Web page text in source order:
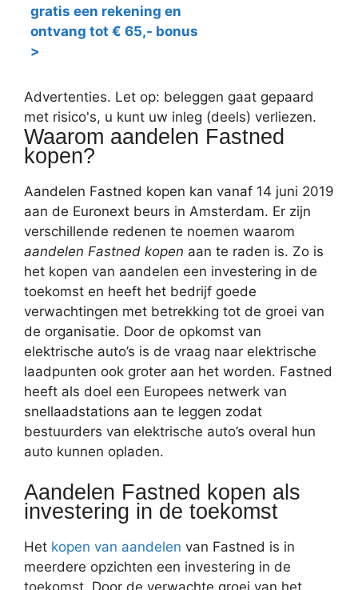
gratis een rekening en
ontvang tot € 65,- bonus
>
Advertenties. Let op: beleggen gaat gepaard
met risico's, u kunt uw inleg (deels) verliezen.
Waarom aandelen Fastned
kopen?
Aandelen Fastned kopen kan vanaf 14 juni 2019
aan de Euronext beurs in Amsterdam. Er zijn
verschillende redenen te noemen waarom
aandelen Fastned kopen aan te raden is. Zo is
het kopen van aandelen een investering in de
toekomst en heeft het bedrijf goede
verwachtingen met betrekking tot de groei van
de organisatie. Door de opkomst van
elektrische auto’s is de vraag naar elektrische
laadpunten ook groter aan het worden. Fastned
heeft als doel een Europees netwerk van
snellaadstations aan te leggen zodat
bestuurders van elektrische auto’s overal hun
auto kunnen opladen.
Aandelen Fastned kopen als
investering in de toekomst
Het kopen van aandelen van Fastned is in
meerdere opzichten een investering in de
toekomst. Door de verwachte groei van het